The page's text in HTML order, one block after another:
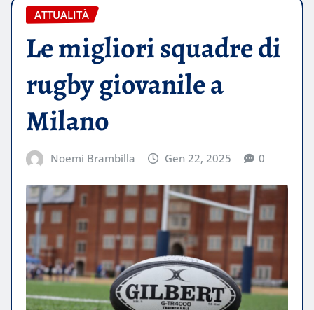
ATTUALITÀ
Le migliori squadre di
rugby giovanile a
Milano
Noemi Brambilla Gen 22, 2025 0